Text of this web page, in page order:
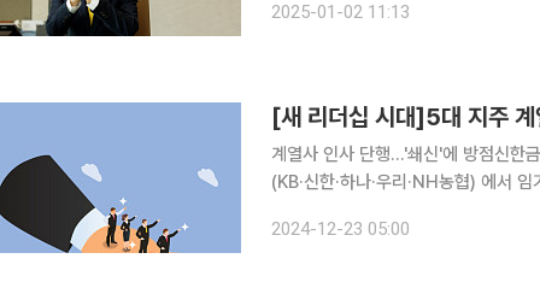
일신우일신(日新又日新)의 자세로
2025-01-02 11:13
[새 리더십 시대]5대 지주
계열사 인사 단행…'쇄신'에 방점신한금융 등 세대
(KB·신한·하나·우리·NH농협) 에서
새로운 수장을 자리에 앉혔다. 주력
2024-12-23 05:00